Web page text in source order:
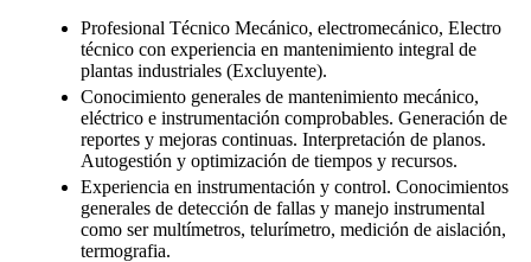
Profesional Técnico Mecánico, electromecánico, Electro
técnico con experiencia en mantenimiento integral de
plantas industriales (Excluyente).
Conocimiento generales de mantenimiento mecánico,
eléctrico e instrumentación comprobables. Generación de
reportes y mejoras continuas. Interpretación de planos.
Autogestión y optimización de tiempos y recursos.
Experiencia en instrumentación y control. Conocimientos
generales de detección de fallas y manejo instrumental
como ser multímetros, telurímetro, medición de aislación,
termografia.